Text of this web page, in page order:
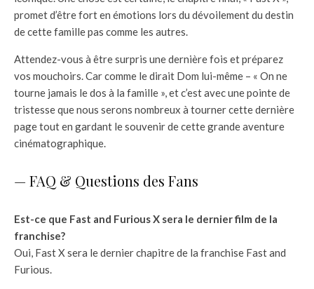
promet d’être fort en émotions lors du dévoilement du destin
de cette famille pas comme les autres.
Attendez-vous à être surpris une dernière fois et préparez
vos mouchoirs. Car comme le dirait Dom lui-même – « On ne
tourne jamais le dos à la famille », et c’est avec une pointe de
tristesse que nous serons nombreux à tourner cette dernière
page tout en gardant le souvenir de cette grande aventure
cinématographique.
— FAQ & Questions des Fans
Est-ce que Fast and Furious X sera le dernier film de la
franchise?
Oui, Fast X sera le dernier chapitre de la franchise Fast and
Furious.